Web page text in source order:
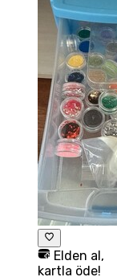
Elden al,
kartla öde!